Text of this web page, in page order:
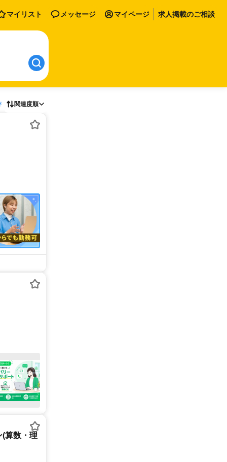
マイリスト メッセージ マイページ 求人掲載のご相談
関連度順
算数・理